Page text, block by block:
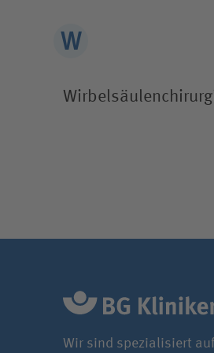
Wir sind spezialisiert